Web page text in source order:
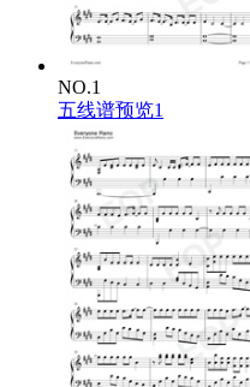
NO.1
五线谱预览1